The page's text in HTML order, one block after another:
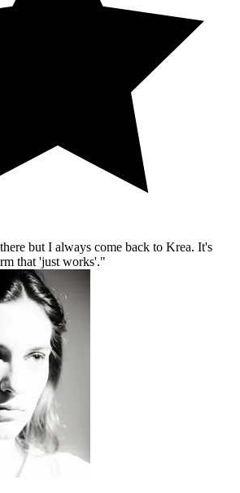
but I always come back to Krea. It's
that 'just works'.